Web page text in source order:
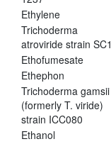
Ethylene
Trichoderma
atroviride strain SC1
Ethofumesate
Ethephon
Trichoderma gamsii
(formerly T. viride)
strain ICC080
Ethanol